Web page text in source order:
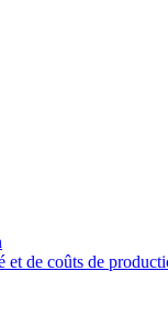
et de coûts de